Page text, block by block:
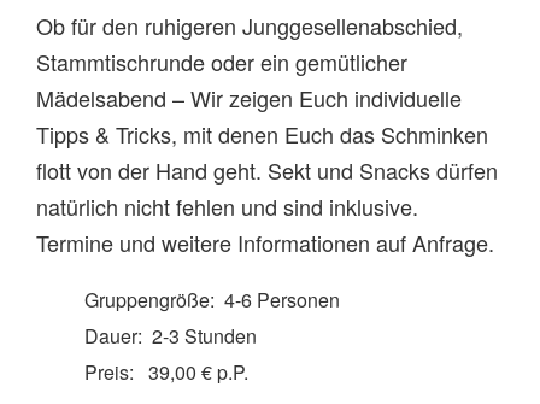
Ob für den ruhigeren Junggesellenabschied,
Stammtischrunde oder ein gemütlicher
Mädelsabend – Wir zeigen Euch individuelle
Tipps & Tricks, mit denen Euch das Schminken
flott von der Hand geht. Sekt und Snacks dürfen
natürlich nicht fehlen und sind inklusive.
Termine und weitere Informationen auf Anfrage.
Gruppengröße: 4-6 Personen
Dauer: 2-3 Stunden
Preis: 39,00 € p.P.